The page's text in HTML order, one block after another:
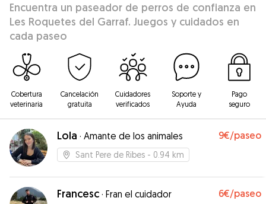
Encuentra un paseador de perros de confianza en
Les Roquetes del Garraf. Juegos y cuidados en
cada paseo
Cobertura
veterinaria
Cancelación
gratuita
Cuidadores
verificados
Soporte y
Ayuda
Pago
seguro
Lola · Amante de los animales 9€/paseo
Sant Pere de Ribes - 0.94 km
Francesc · Fran el cuidador 6€/paseo